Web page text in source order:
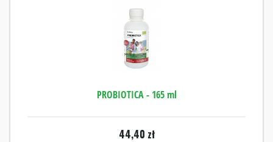
PROBIOTICA - 165 ml
44,40 zł